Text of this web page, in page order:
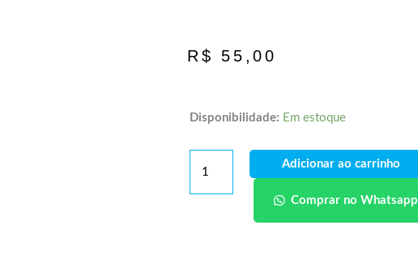
R$ 55,00
Disponibilidade: Em estoque
Adicionar ao carrinho
Comprar no Whatsapp